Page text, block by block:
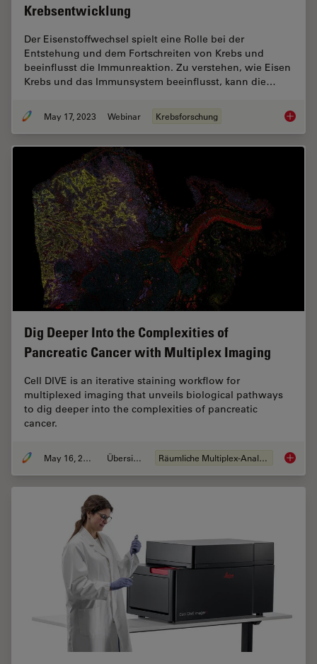
Krebsentwicklung
Der Eisenstoffwechsel spielt eine Rolle bei der
Entstehung und dem Fortschreiten von Krebs und
beeinflusst die Immunreaktion. Zu verstehen, wie Eisen
Krebs und das Immunsystem beeinflusst, kann die…
May 17, 2023 Webinar Krebsforschung Die
Dig Deeper Into the Complexities of
Pancreatic Cancer with Multiplex Imaging
Cell DIVE is an iterative staining workflow for
multiplexed imaging that unveils biological pathways
to dig deeper into the complexities of pancreatic
cancer.
May 16, 2023 Übersicht Räumliche Multiplex-Analyse Dig